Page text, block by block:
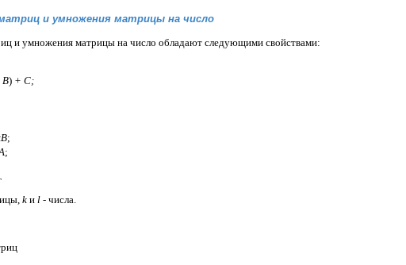
и умножения матрицы на число
и умножения матрицы на число обладают следующими свойствами:
В) + С;
;
;
k и l - числа.